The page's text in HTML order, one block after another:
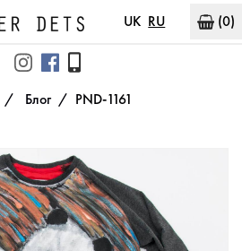
UK RU (0)
Блог PND-1161